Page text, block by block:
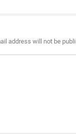
address will not be